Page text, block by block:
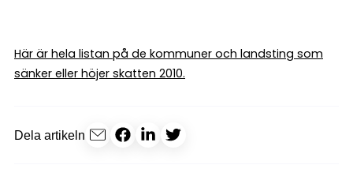
Här är hela listan på de kommuner och landsting som
sänker eller höjer skatten 2010.
Dela artikeln